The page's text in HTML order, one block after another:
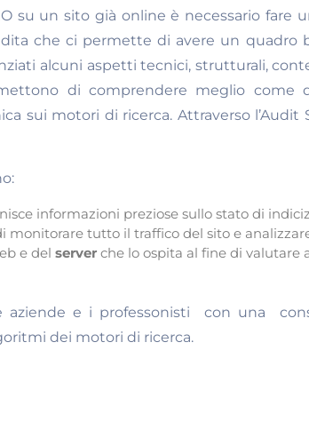
su un sito già online è necessario fare
che ci permette di avere un
alcuni aspetti tecnici, strutturali,
di comprendere meglio come
sui motori di ricerca. Attraverso
informazioni preziose sullo stato di
monitorare tutto il traffico del sito e
e del server che lo ospita al fine di valutare
aziende e i professonisti con una
dei motori di ricerca.